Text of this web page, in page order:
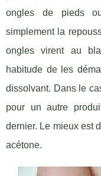
ongles de pieds
simplement la
ongles virent au
habitude de les
dissolvant. Dans le
pour un autre
dernier. Le mieux est
acétone.